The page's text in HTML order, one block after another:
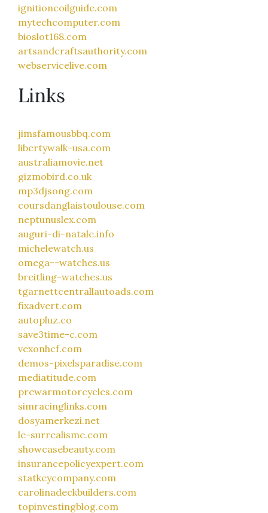
ignitioncoilguide.com
mytechcomputer.com
bioslot168.com
artsandcraftsauthority.com
webservicelive.com
Links
jimsfamousbbq.com
libertywalk-usa.com
australiamovie.net
gizmobird.co.uk
mp3djsong.com
coursdanglaistoulouse.com
neptunuslex.com
auguri-di-natale.info
michelewatch.us
omega--watches.us
breitling-watches.us
tgarnettcentrallautoads.com
fixadvert.com
autopluz.co
save3time-c.com
vexonhcf.com
demos-pixelsparadise.com
mediatitude.com
prewarmotorcycles.com
simracinglinks.com
dosyamerkezi.net
le-surrealisme.com
showcasebeauty.com
insurancepolicyexpert.com
statkeycompany.com
carolinadeckbuilders.com
topinvestingblog.com